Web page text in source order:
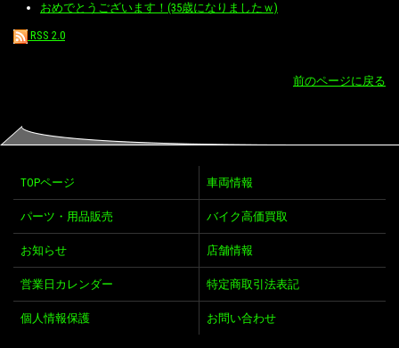
おめでとうございます！(35歳になりましたｗ)
RSS 2.0
前のページに戻る
TOPページ 車両情報
パーツ・用品販売 バイク高価買取
お知らせ 店舗情報
営業日カレンダー 特定商取引法表記
個人情報保護 お問い合わせ